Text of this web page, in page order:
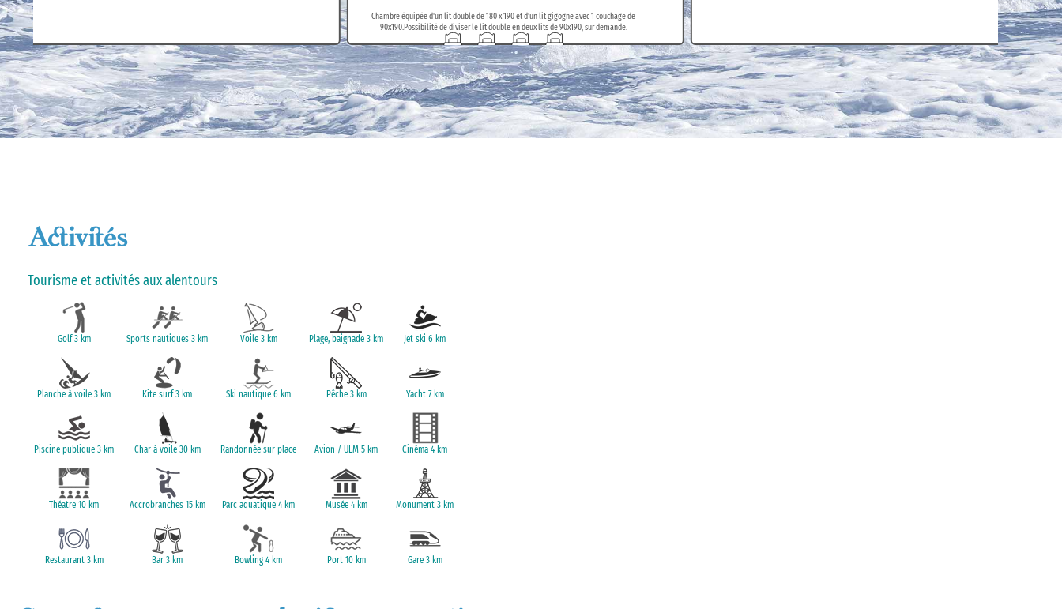
Chambre équipée d'un lit double de 180 x 190 et d'un lit gigogne avec 1 couchage de
90x190.Possibilité de diviser le lit double en deux lits de 90x190, sur demande.
Dortoir
espace mansardé
au 1er étage
4 lits simples
Chambre équipée de 4 lits simples de 90 x 190 - idéale pour les enfants.Possibilité de
transformer la chambre avec un lit double de 180x190 et deux lits de 90x190, sur demande.
Activités
Tourisme et activités aux alentours
Golf 3 km Sports nautiques 3 km Voile 3 km Plage, baignade 3 km Jet ski 6 km
Planche à voile 3 km Kite surf 3 km Ski nautique 6 km Pêche 3 km Yacht 7 km
Piscine publique 3 km Char à voile 30 km Randonnée sur place Avion / ULM 5 km Cinéma 4 km
Théatre 10 km Accrobranches 15 km Parc aquatique 4 km Musée 4 km Monument 3 km
Restaurant 3 km Bar 3 km Bowling 4 km Port 10 km Gare 3 km